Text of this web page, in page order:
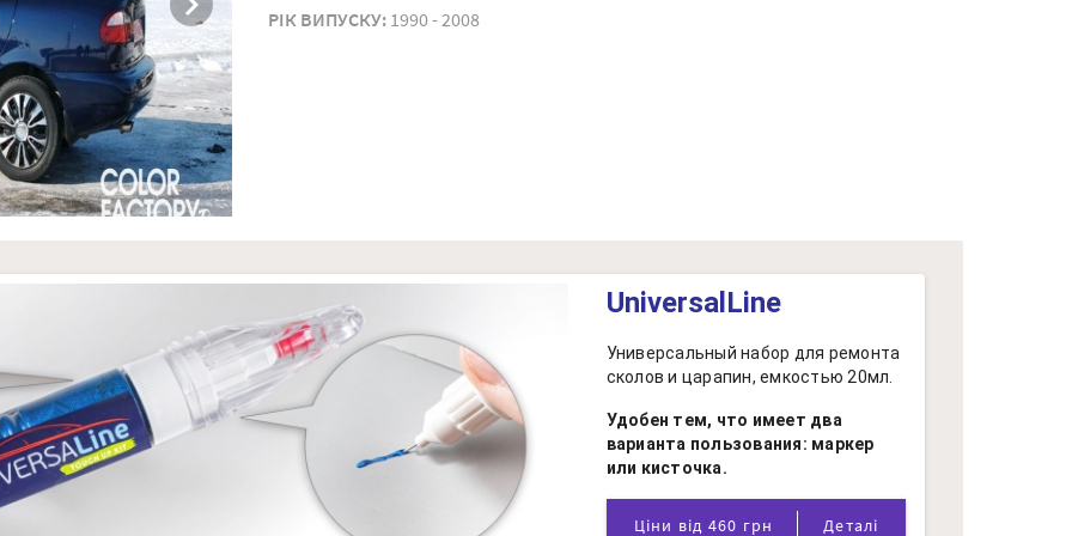
РIК ВИПУСКУ: 1990 - 2008
UniversalLine
Универсальный набор для ремонта
сколов и царапин, емкостью 20мл.
Удобен тем, что имеет два
варианта пользования: маркер
или кисточка.
Ціни від 460 грн Деталі